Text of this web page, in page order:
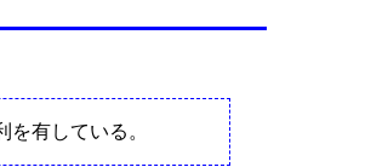
有している。